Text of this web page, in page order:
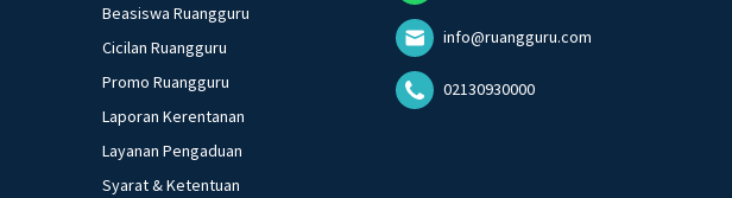
Beasiswa Ruangguru
Cicilan Ruangguru
Promo Ruangguru
Laporan Kerentanan
Layanan Pengaduan
Syarat & Ketentuan
info@ruangguru.com
02130930000